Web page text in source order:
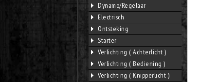
Dynamo/Regelaar
Electrisch
Ontsteking
Starter
Verlichting ( Achterlicht )
Verlichting ( Bediening )
Verlichting ( Knipperlicht )